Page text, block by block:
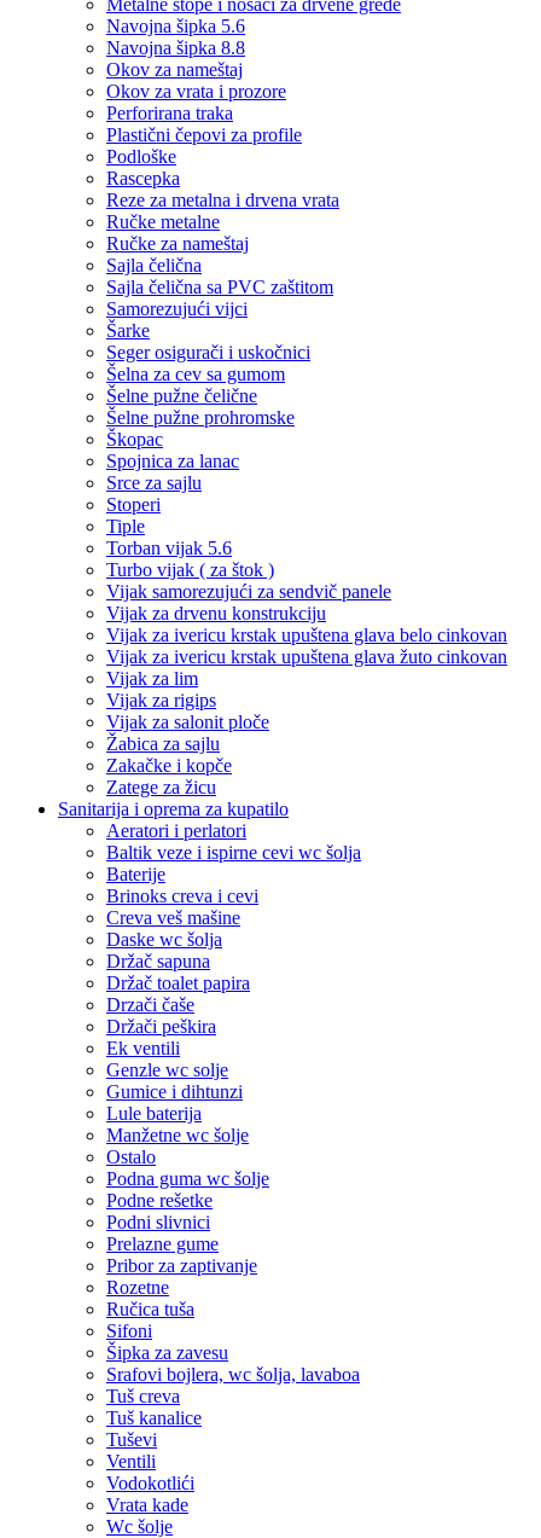
Metalne stope i nosači za drvene grede
Navojna šipka 5.6
Navojna šipka 8.8
Okov za nameštaj
Okov za vrata i prozore
Perforirana traka
Plastični čepovi za profile
Podloške
Rascepka
Reze za metalna i drvena vrata
Ručke metalne
Ručke za nameštaj
Sajla čelična
Sajla čelična sa PVC zaštitom
Samorezujući vijci
Šarke
Seger osigurači i uskočnici
Šelna za cev sa gumom
Šelne pužne čelične
Šelne pužne prohromske
Škopac
Spojnica za lanac
Srce za sajlu
Stoperi
Tiple
Torban vijak 5.6
Turbo vijak ( za štok )
Vijak samorezujući za sendvič panele
Vijak za drvenu konstrukciju
Vijak za ivericu krstak upuštena glava belo cinkovan
Vijak za ivericu krstak upuštena glava žuto cinkovan
Vijak za lim
Vijak za rigips
Vijak za salonit ploče
Žabica za sajlu
Zakačke i kopče
Zatege za žicu
Sanitarija i oprema za kupatilo
Aeratori i perlatori
Baltik veze i ispirne cevi wc šolja
Baterije
Brinoks creva i cevi
Creva veš mašine
Daske wc šolja
Držač sapuna
Držač toalet papira
Drzači čaše
Držači peškira
Ek ventili
Genzle wc solje
Gumice i dihtunzi
Lule baterija
Manžetne wc šolje
Ostalo
Podna guma wc šolje
Podne rešetke
Podni slivnici
Prelazne gume
Pribor za zaptivanje
Rozetne
Ručica tuša
Sifoni
Šipka za zavesu
Srafovi bojlera, wc šolja, lavaboa
Tuš creva
Tuš kanalice
Tuševi
Ventili
Vodokotlići
Vrata kade
Wc šolje